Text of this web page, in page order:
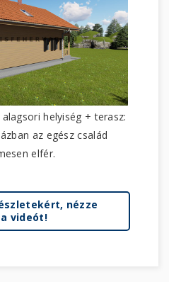
helyiség + terasz:
az egész család
elfér.
nézze
videót!